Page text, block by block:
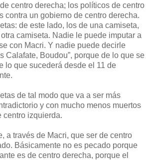
centro derecha; los políticos de centro
contra un gobierno de centro derecha.
de este lado, los de una camiseta,
camiseta. Nadie le puede imputar a
con Macri. Y nadie puede decirle
Calafate, Boudou”, porque de lo que se
lo que sucederá desde el 11 de
de tal modo que va a ser más
y con mucho menos muertos
centro izquierda.
a través de Macri, que ser de centro
Básicamente no es pecado porque
es de centro derecha, porque el